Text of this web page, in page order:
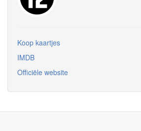
Koop kaartjes
IMDB
Officiële website